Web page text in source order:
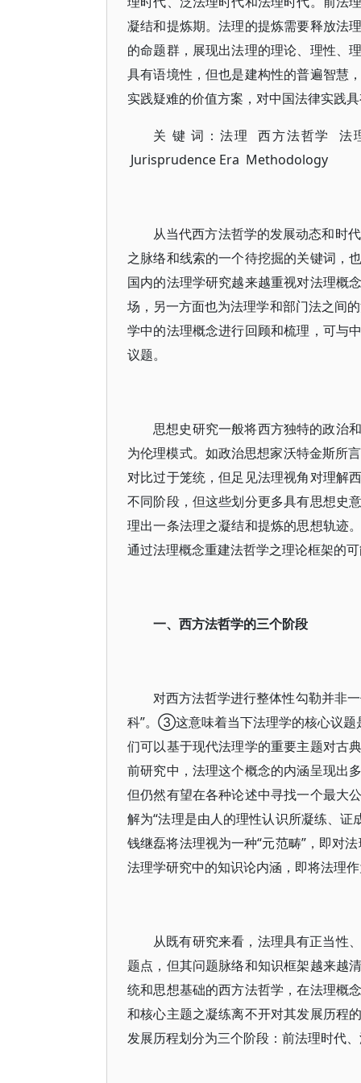
凝结和提炼期。法理的提炼需要释放法
的命题群，展现出法理的理论、理性、
具有语境性，但也是建构性的普遍智慧
实践疑难的价值方案，对中国法律实践
关 键 词：法理 西方法哲学 法
Jurisprudence Era Methodology
从当代西方法哲学的发展动态和时
之脉络和线索的一个待挖掘的关键词，
国内的法理学研究越来越重视对法理概
场，另一方面也为法理学和部门法之间
学中的法理概念进行回顾和梳理，可与
议题。
思想史研究一般将西方独特的政治
为伦理模式。如政治思想家沃特金斯所
对比过于笼统，但足见法理视角对理解
不同阶段，但这些划分更多具有思想史
理出一条法理之凝结和提炼的思想轨迹
通过法理概念重建法哲学之理论框架的
一、西方法哲学的三个阶段
对西方法哲学进行整体性勾勒并非
科”。③这意味着当下法理学的核心议题
们可以基于现代法理学的重要主题对古
前研究中，法理这个概念的内涵呈现出
但仍然有望在各种论述中寻找一个最大
解为“法理是由人的理性认识所凝练、
钱继磊将法理视为一种“元范畴”，即对
法理学研究中的知识论内涵，即将法理
从既有研究来看，法理具有正当性
题点，但其问题脉络和知识框架越来越
统和思想基础的西方法哲学，在法理概
和核心主题之凝练离不开对其发展历程
发展历程划分为三个阶段：前法理时代